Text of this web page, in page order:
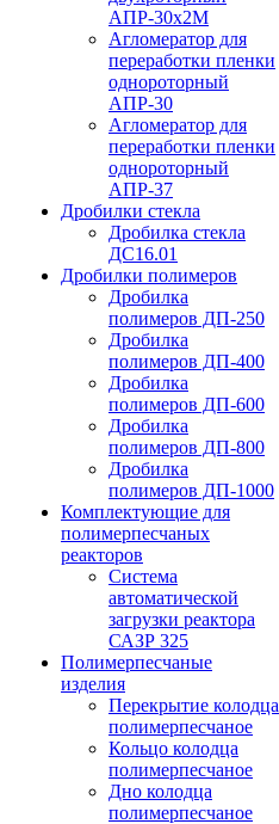
АПР-30х2М
Агломератор для
переработки пленки
однороторный
АПР-30
Агломератор для
переработки пленки
однороторный
АПР-37
Дробилки стекла
Дробилка стекла
ДС16.01
Дробилки полимеров
Дробилка
полимеров ДП-250
Дробилка
полимеров ДП-400
Дробилка
полимеров ДП-600
Дробилка
полимеров ДП-800
Дробилка
полимеров ДП-1000
Комплектующие для
полимерпесчаных
реакторов
Система
автоматической
загрузки реактора
САЗР 325
Полимерпесчаные
изделия
Перекрытие колодца
полимерпесчаное
Кольцо колодца
полимерпесчаное
Дно колодца
полимерпесчаное